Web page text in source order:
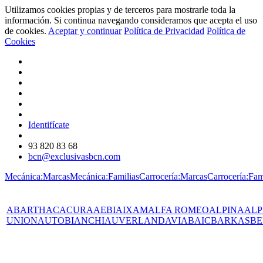
Utilizamos cookies propias y de terceros para mostrarle toda la
información. Si continua navegando consideramos que acepta el uso
de cookies. Aceptar y continuar Política de Privacidad Política de
Cookies
Identifícate
93 820 83 68
bcn@exclusivasbcn.com
Mecánica:MarcasMecánica:FamiliasCarrocería:Marcas
ABARTHACACURAAEBIAIXAMALFA ROMEOALPINA
UNIONAUTOBIANCHIAUVERLANDAVIABAICBARKAS